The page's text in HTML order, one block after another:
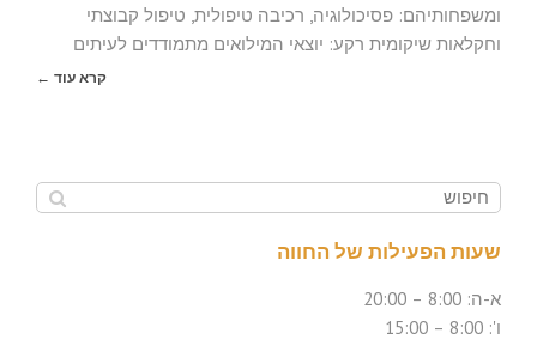
ומשפחותיהם: פסיכולוגיה, רכיבה טיפולית, טיפול קבוצתי
וחקלאות שיקומית רקע: יוצאי המילואים מתמודדים לעיתים
קרא עוד ←
שעות הפעילות של החווה
א-ה: 8:00 – 20:00
ו': 8:00 – 15:00